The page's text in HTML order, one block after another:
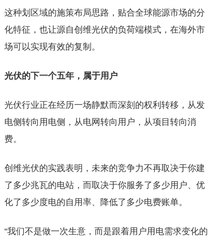
这种划区域的施策布局思路，贴合全球能源市场的分
化特征，也让源自创维光伏的负荷端模式，在海外市
场可以实现有效的复制。
光伏的下一个五年，属于用户
光伏行业正在经历一场静默而深刻的权利转移，从发
电侧转向用电侧，从电网转向用户，从项目转向消
费。
创维光伏的实践表明，未来的竞争力不再取决于你建
了多少兆瓦的电站，而取决于你服务了多少用户、优
化了多少度电的自用率、降低了多少电费账单。
“我们不是做一次生意，而是跟着用户用电需求变化的